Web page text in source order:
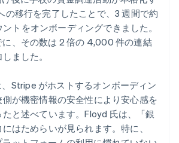
の移行を完了したことで、3 週間で約
トをオンボーディングできました。
、その数は 2 倍の 4,000 件の連結
ました。
Stripe がホストするオンボーディン
が機密情報の安全性により安心感を
と述べています。Floyd 氏は、「銀
はためらいが見られます。特に、